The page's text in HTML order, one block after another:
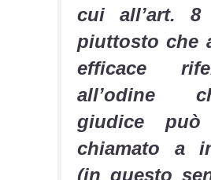
cui all’art.
piuttosto che
efficace
all’odine
giudice può
chiamato a
(in questo